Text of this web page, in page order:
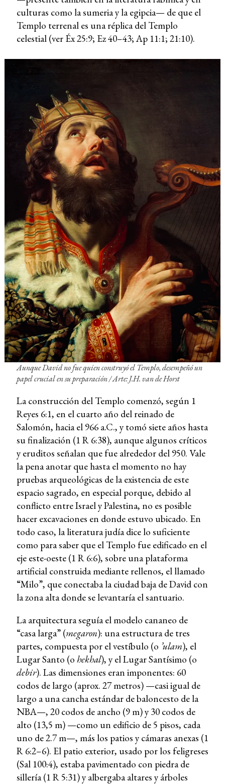
culturas como la sumeria y la egipcia— de que el
Templo terrenal es una réplica del Templo
celestial (ver Éx 25:9; Ez 40–43; Ap 11:1; 21:10).
Aunque David no fue quien construyó el Templo, desempeñó un
papel crucial en su preparación / Arte: J.H. van de Horst
La construcción del Templo comenzó, según 1
Reyes 6:1, en el cuarto año del reinado de
Salomón, hacia el 966 a.C., y tomó siete años hasta
su finalización (1 R 6:38), aunque algunos críticos
y eruditos señalan que fue alrededor del 950. Vale
la pena anotar que hasta el momento no hay
pruebas arqueológicas de la existencia de este
espacio sagrado, en especial porque, debido al
conflicto entre Israel y Palestina, no es posible
hacer excavaciones en donde estuvo ubicado. En
todo caso, la literatura judía dice lo suficiente
como para saber que el Templo fue edificado en el
eje este-oeste (1 R 6:6), sobre una plataforma
artificial construida mediante rellenos, el llamado
“Milo”, que conectaba la ciudad baja de David con
la zona alta donde se levantaría el santuario.
La arquitectura seguía el modelo cananeo de
“casa larga” (megaron): una estructura de tres
partes, compuesta por el vestíbulo (o ’ulam), el
Lugar Santo (o hekhal), y el Lugar Santísimo (o
debir). Las dimensiones eran imponentes: 60
codos de largo (aprox. 27 metros) —casi igual de
largo a una cancha estándar de baloncesto de la
NBA—, 20 codos de ancho (9 m) y 30 codos de
alto (13,5 m) —como un edificio de 5 pisos, cada
uno de 2.7 m—, más los patios y cámaras anexas (1
R 6:2–6). El patio exterior, usado por los feligreses
(Sal 100:4), estaba pavimentado con piedra de
sillería (1 R 5:31) y albergaba altares y árboles